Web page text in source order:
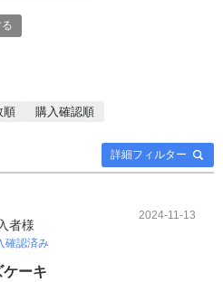
詳細フィルター
順
購入確認順
者様
確認済み
2024-11-13
ケーキ